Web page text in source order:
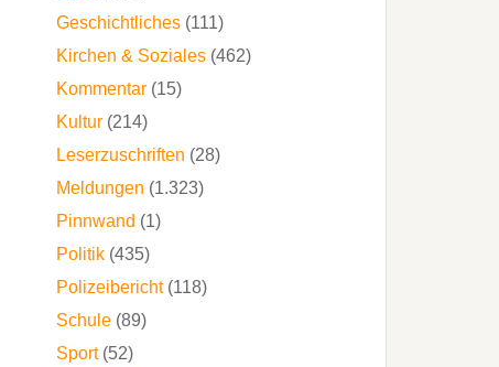
Geschichtliches (111)
Kirchen & Soziales (462)
Kommentar (15)
Kultur (214)
Leserzuschriften (28)
Meldungen (1.323)
Pinnwand (1)
Politik (435)
Polizeibericht(118)
Schule (89)
Sport(52)